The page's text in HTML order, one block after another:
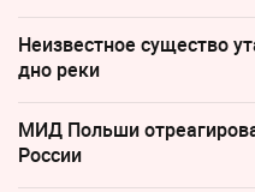
Неизвестное существо
дно реки
МИД Польши
России